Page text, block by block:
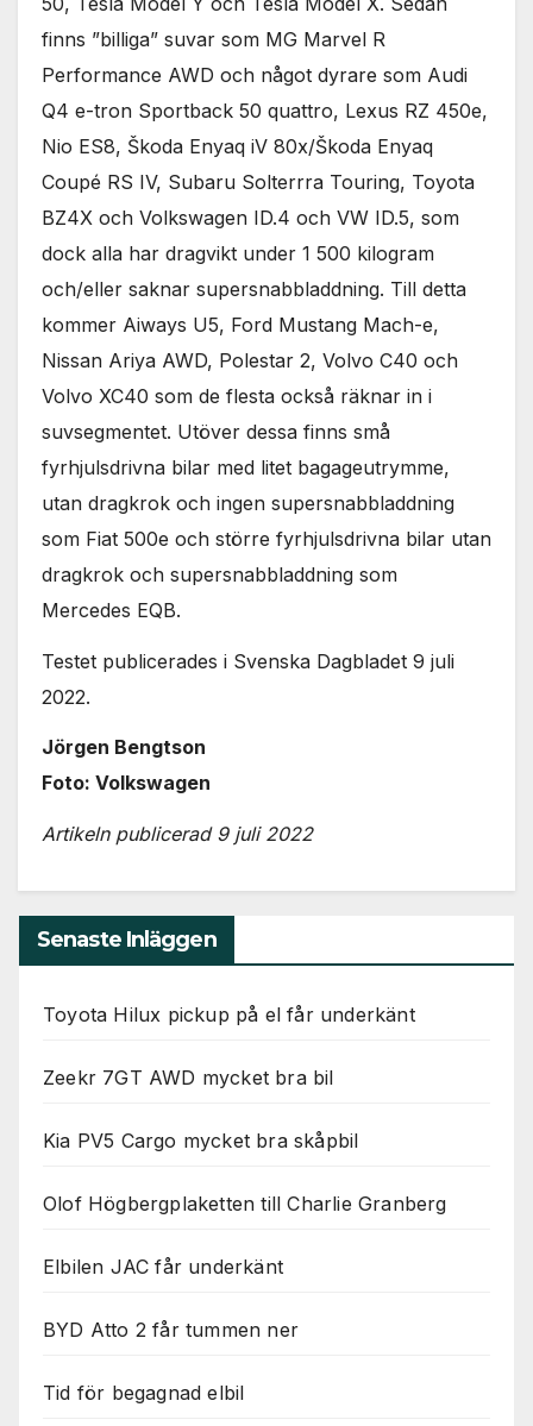
finns ”billiga” suvar som MG Marvel R
Performance AWD och något dyrare som Audi
Q4 e-tron Sportback 50 quattro, Lexus RZ 450e,
Nio ES8, Škoda Enyaq iV 80x/Škoda Enyaq
Coupé RS IV, Subaru Solterrra Touring, Toyota
BZ4X och Volkswagen ID.4 och VW ID.5, som
dock alla har dragvikt under 1 500 kilogram
och/eller saknar supersnabbladdning. Till detta
kommer Aiways U5, Ford Mustang Mach-e,
Nissan Ariya AWD, Polestar 2, Volvo C40 och
Volvo XC40 som de flesta också räknar in i
suvsegmentet. Utöver dessa finns små
fyrhjulsdrivna bilar med litet bagageutrymme,
utan dragkrok och ingen supersnabbladdning
som Fiat 500e och större fyrhjulsdrivna bilar utan
dragkrok och supersnabbladdning som
Mercedes EQB.
Testet publicerades i Svenska Dagbladet 9 juli
2022.
Jörgen Bengtson
Foto: Volkswagen
Artikeln publicerad 9 juli 2022
Senaste Inläggen
Toyota Hilux pickup på el får underkänt
Zeekr 7GT AWD mycket bra bil
Kia PV5 Cargo mycket bra skåpbil
Olof Högbergplaketten till Charlie Granberg
Elbilen JAC får underkänt
BYD Atto 2 får tummen ner
Tid för begagnad elbil